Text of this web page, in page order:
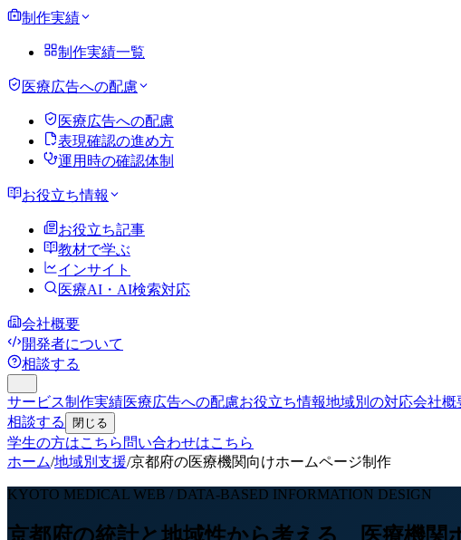
制作実績
制作実績一覧
医療広告への配慮
医療広告への配慮
表現確認の進め方
運用時の確認体制
お役立ち情報
お役立ち記事
教材で学ぶ
インサイト
医療AI・AI検索対応
会社概要
開発者について
相談する
サービス制作実績医療広告への配慮お役立ち情報地域別の対応会社概
相談する
閉じる
学生の方はこちら 問い合わせはこちら
ホーム/地域別支援/京都府の医療機関向けホームページ制作
KYOTO MEDICAL WEB / DATA-BASED INFORMATION DESIGN